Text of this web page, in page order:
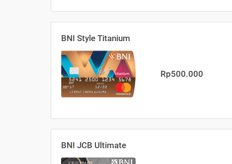
BNI Style Titanium
Rp500.000
BNI JCB Ultimate